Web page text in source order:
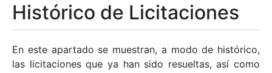
Mostrar/Ocultar
Histórico de Licitaciones
En este apartado se muestran, a modo de histórico,
las licitaciones que ya han sido resueltas, así como